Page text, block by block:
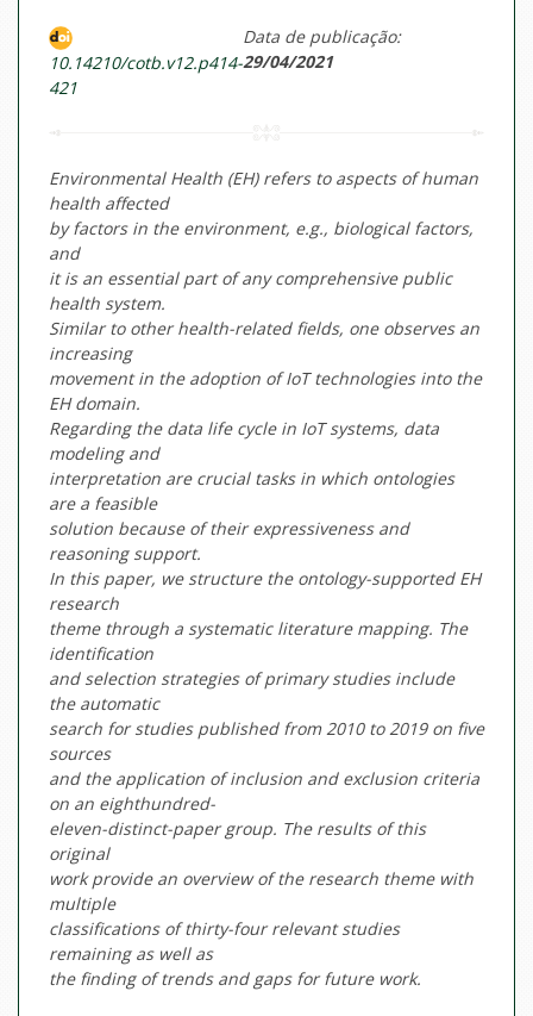
10.14210/cotb.v12.p414-
421
Data de publicação:
29/04/2021
Environmental Health (EH) refers to aspects of human
health affected
by factors in the environment, e.g., biological factors,
and
it is an essential part of any comprehensive public
health system.
Similar to other health-related fields, one observes an
increasing
movement in the adoption of IoT technologies into the
EH domain.
Regarding the data life cycle in IoT systems, data
modeling and
interpretation are crucial tasks in which ontologies
are a feasible
solution because of their expressiveness and
reasoning support.
In this paper, we structure the ontology-supported EH
research
theme through a systematic literature mapping. The
identification
and selection strategies of primary studies include
the automatic
search for studies published from 2010 to 2019 on five
sources
and the application of inclusion and exclusion criteria
on an eighthundred-
eleven-distinct-paper group. The results of this
original
work provide an overview of the research theme with
multiple
classifications of thirty-four relevant studies
remaining as well as
the finding of trends and gaps for future work.